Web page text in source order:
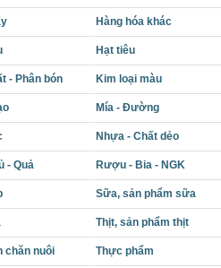
Hàng hóa khác
Hạt tiêu
- Phân bón Kim loại màu
Mía - Đường
Nhựa - Chất dẻo
- Quả Rượu - Bia - NGK
Sữa, sản phẩm sữa
Thịt, sản phẩm thịt
chăn nuôi Thực phẩm